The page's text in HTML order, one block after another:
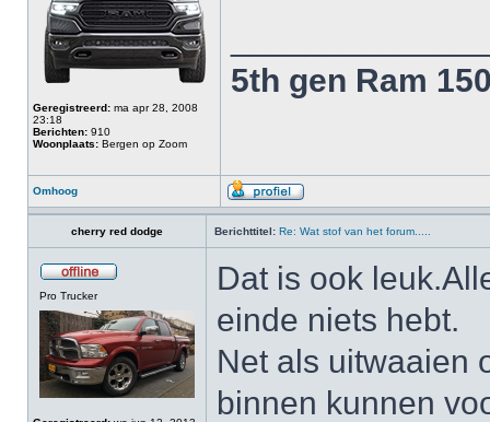
Geregistreerd: ma apr 28, 2008
23:18
Berichten: 910
Woonplaats: Bergen op Zoom
5th gen Ram
Omhoog
cherry red dodge Berichttitel: Re: Wat stof van het forum.....
Pro Trucker
Dat is ook
einde niets hebt.
Net als uitwaaien
binnen kunnen